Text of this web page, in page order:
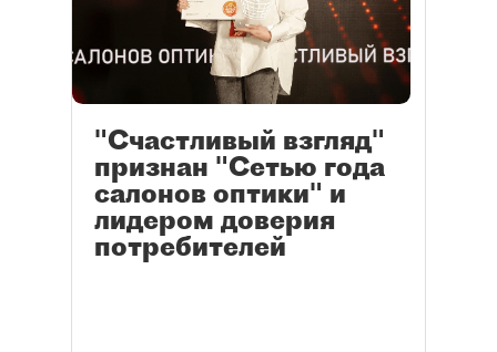
"Счастливый взгляд"
признан "Сетью года
салонов оптики" и
лидером доверия
потребителей